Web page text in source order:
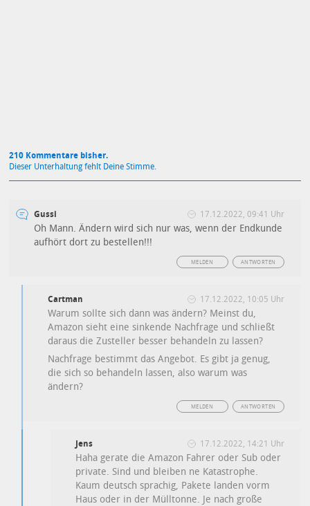
210 Kommentare bisher.
Dieser Unterhaltung fehlt Deine Stimme.
Gussi 17.12.2022, 09:41 Uhr
Oh Mann. Ändern wird sich nur was, wenn der Endkunde
aufhört dort zu bestellen!!!
ANTWORTEN
MELDEN
Cartman 17.12.2022, 10:05 Uhr
Warum sollte sich dann was ändern? Meinst du,
Amazon sieht eine sinkende Nachfrage und schließt
daraus die Zusteller besser behandeln zu lassen?
Nachfrage bestimmt das Angebot. Es gibt ja genug,
die sich so behandeln lassen, also warum was
ändern?
ANTWORTEN
MELDEN
Jens 17.12.2022, 14:21 Uhr
Haha gerate die Amazon Fahrer oder Sub oder
private. Sind und bleiben ne Katastrophe.
Kaum deutsch sprachig, Pakete landen vorm
Haus oder in der Mülltonne. Je nach große